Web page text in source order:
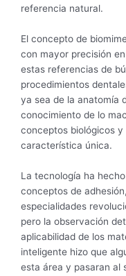
referencia natural.
El concepto de
con mayor precisión
estas referencias de
procedimientos
ya sea de la anatomía
conocimiento de lo
conceptos biológicos
característica única.
La tecnología ha
conceptos de
especialidades
pero la observación
aplicabilidad de los
inteligente hizo que
esta área y pasaran al